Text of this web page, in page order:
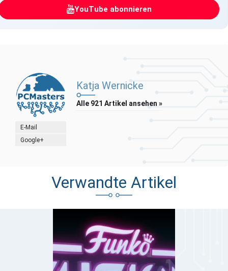
YouTube abonnieren
E-Mail
Google+
Katja Wernicke
Alle 921 Artikel ansehen »
Verwandte Artikel